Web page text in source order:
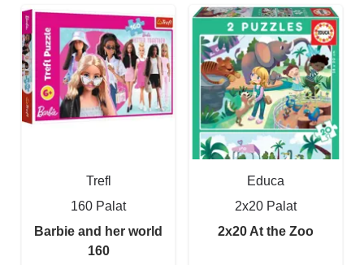
Trefl
160 Palat
Barbie and her world
160
Educa
2x20 Palat
2x20 At the Zoo